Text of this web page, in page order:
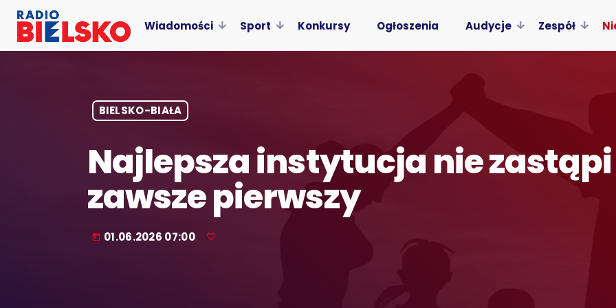
Wiadomości Sport Konkursy Ogłoszenia Audycje Zespół
BIELSKO-BIAŁA
Najlepsza instytucja nie
zawsze pierwszy
today 01.06.2026 07:00